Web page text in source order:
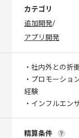
カテゴリ
追加開発/
アプリ開発
・社内外との折
・プロモーショ
経験
・インフルエン
精算条件